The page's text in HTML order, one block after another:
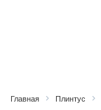
Главная Плинтус